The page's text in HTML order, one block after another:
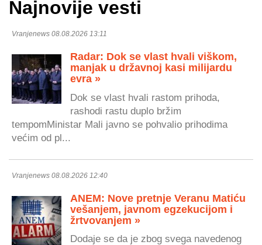
Najnovije vesti
Vranjenews 08.08.2026 13:11
Radar: Dok se vlast hvali viškom,
manjak u državnoj kasi milijardu
evra »
Dok se vlast hvali rastom prihoda,
rashodi rastu duplo bržim
tempomMinistar Mali javno se pohvalio prihodima
većim od pl...
Vranjenews 08.08.2026 12:40
ANEM: Nove pretnje Veranu Matiću
vešanjem, javnom egzekucijom i
žrtvovanjem »
Dodaje se da je zbog svega navedenog